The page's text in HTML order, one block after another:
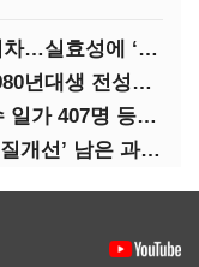
‘한국판 IRA’가 외면한 국산 전기차…실효성에 ‘의문’
김동관·정기선·구형모…재계, 1980년대생 전성시대
대기업, 여전한 ‘족벌경영’…총수 일가 407명 등기임원
중공업서 AI·반도체로…두산 ‘체질개선’ 남은 과제는